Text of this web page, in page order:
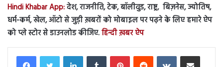
Hindi Khabar App:देश, राजनीति, टेक, बॉलीवुड, राष्ट्र, बिज़नेस, ज्योतिष,
धर्म-कर्म, खेल, ऑटो से जुड़ी ख़बरों को मोबाइल पर पढ़ने के लिए हमारे ऐप
को प्ले स्टोर से डाउनलोड कीजिए.हिन्दी ख़बर ऐप
LinkedInTumblr PinterestReddit VKontakteShare via Email